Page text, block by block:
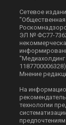
Сетевое
ЭЛ № ФС77-
1187700006328).
Мнение
На
технологии